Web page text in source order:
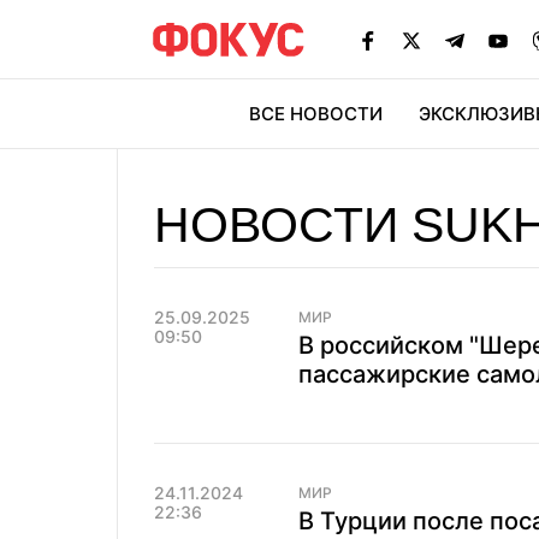
ВСЕ НОВОСТИ
НОВОСТИ
25.09.2025
09:50
МИР
В российском
пассажирские
24.11.2024
22:36
МИР
В Турции после